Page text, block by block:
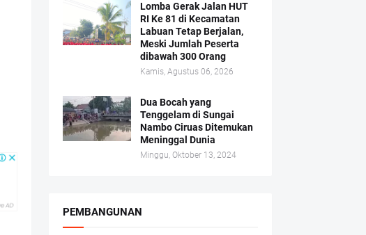
Lomba Gerak Jalan HUT
RI Ke 81 di Kecamatan
Labuan Tetap Berjalan,
Meski Jumlah Peserta
dibawah 300 Orang
Kamis, Agustus 06, 2026
Dua Bocah yang
Tenggelam di Sungai
Nambo Ciruas Ditemukan
Meninggal Dunia
Minggu, Oktober 13, 2024
PEMBANGUNAN